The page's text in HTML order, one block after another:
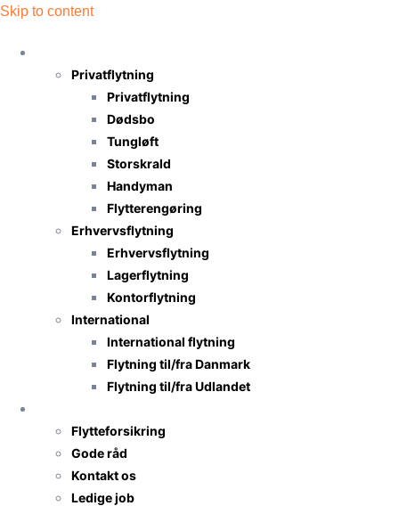
Skip to content
Privatflytning
Privatflytning
Dødsbo
Tungløft
Storskrald
Handyman
Flytterengøring
Erhvervsflytning
Erhvervsflytning
Lagerflytning
Kontorflytning
International
International flytning
Flytning til/fra Danmark
Flytning til/fra Udlandet
Flytteforsikring
Gode råd
Kontakt os
Ledige job